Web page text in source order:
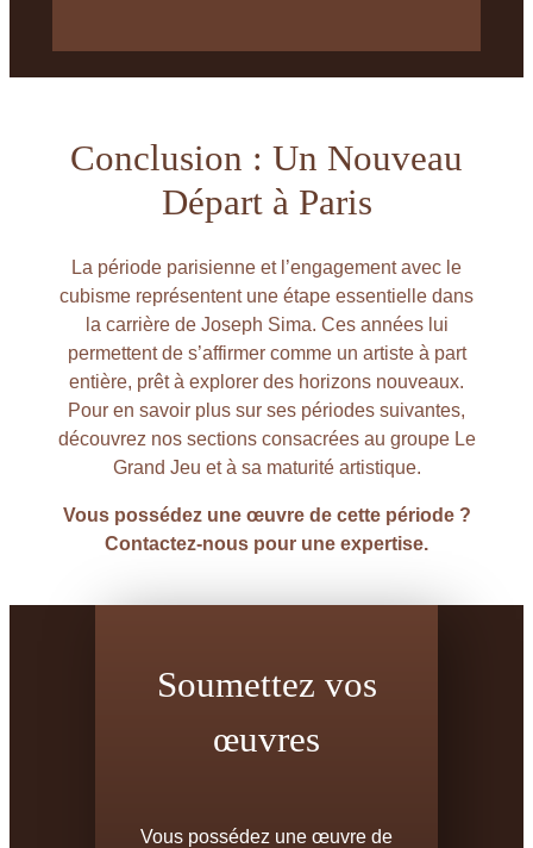
Conclusion : Un Nouveau
Départ à Paris
La période parisienne et l’engagement avec le
cubisme représentent une étape essentielle dans
la carrière de Joseph Sima. Ces années lui
permettent de s’affirmer comme un artiste à part
entière, prêt à explorer des horizons nouveaux.
Pour en savoir plus sur ses périodes suivantes,
découvrez nos sections consacrées au groupe Le
Grand Jeu et à sa maturité artistique.
Vous possédez une œuvre de cette période ?
Contactez-nous pour une expertise.
Soumettez vos
œuvres
Vous possédez une œuvre de